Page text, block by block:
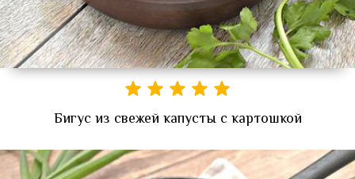
Бигус из свежей капусты с картошкой